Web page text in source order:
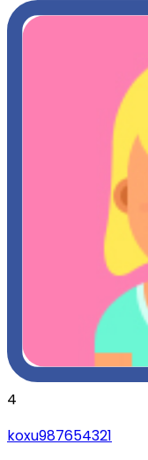
4
koxu987654321